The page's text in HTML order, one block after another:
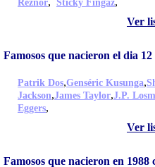
Reznor
Sticky Fingaz
Ver
Famosos que nacieron el dia
Patrik Dos,Genséric Kusunga,
Jackson,James Taylor,J.P.
Eggers,
Ver
Famosos que nacieron en